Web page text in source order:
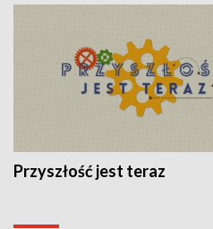
Przyszłość jest teraz